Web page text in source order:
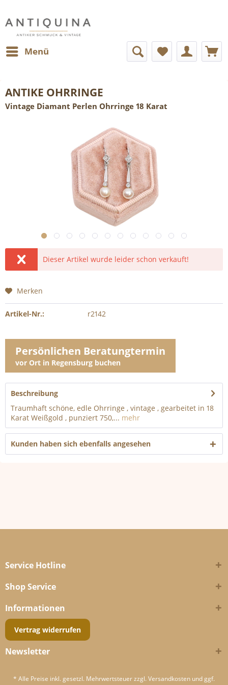
Menü
ANTIKE OHRRINGE
Vintage Diamant Perlen Ohrringe 18 Karat
Dieser Artikel wurde leider schon verkauft!
Merken
Artikel-Nr.: r2142
Persönlichen Beratungtermin
vor Ort in Regensburg buchen
Beschreibung
Traumhaft schöne, edle Ohrringe , vintage , gearbeitet in 18
Karat Weißgold , punziert 750,... mehr
Kunden haben sich ebenfalls angesehen
Service Hotline
Shop Service
Informationen
Vertrag widerrufen
Newsletter
* Alle Preise inkl. gesetzl. Mehrwertsteuer zzgl. Versandkosten und ggf.